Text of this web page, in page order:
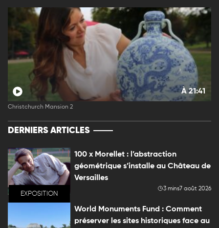
À 21:41
Christchurch Mansion 2
DERNIERS ARTICLES
EXPOSITION
100 x Morellet : l’abstraction
géométrique s’installe au Château de
Versailles
3 mins7 août 2026
World Monuments Fund : Comment
préserver les sites historiques face au